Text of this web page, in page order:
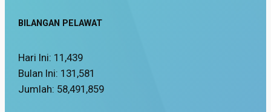
BILANGAN PELAWAT
Hari Ini: 11,439
Bulan Ini: 131,581
Jumlah: 58,491,859